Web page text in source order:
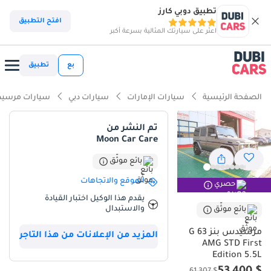
تطبيق دوبي كارز
اعثر على سيارتك المثالية بسرعة أكبر
افتح التطبيق
بع تطبيق
الصفحة الرئيسية سيارات الإمارات سيارات دبي سيارات
حصري
بائع موثّق
مرسيدس بنز G 63
AMG STD First
Edition 5.5L
تم النشر من
Moon Car Care
بائع موثّق
الموقع والاتجاهات
يقدم هذا الوكيل اختبار القيادة
والاستبدال
المزيد من الإعلانات من هذا التاجر
ذكاء دوبي كارز
ذكاء دوبيكارز
محرك مصنوع يدويًا
مصمم خصيصًا للطرق الوعرة
أقل معدل استهلاك في فئته
مجلس التعاون الخليجي، لا سيما مع لونها البرونزي النادر الذي يُضفي
عليها جاذبيةً فريدةً تجذب المشترين المحليين الباحثين عن خياراتٍ أكثر
تميزًا من اللونين الأبيض والأسود التقليديين. ورغم قطعها مسافةً طويلة،